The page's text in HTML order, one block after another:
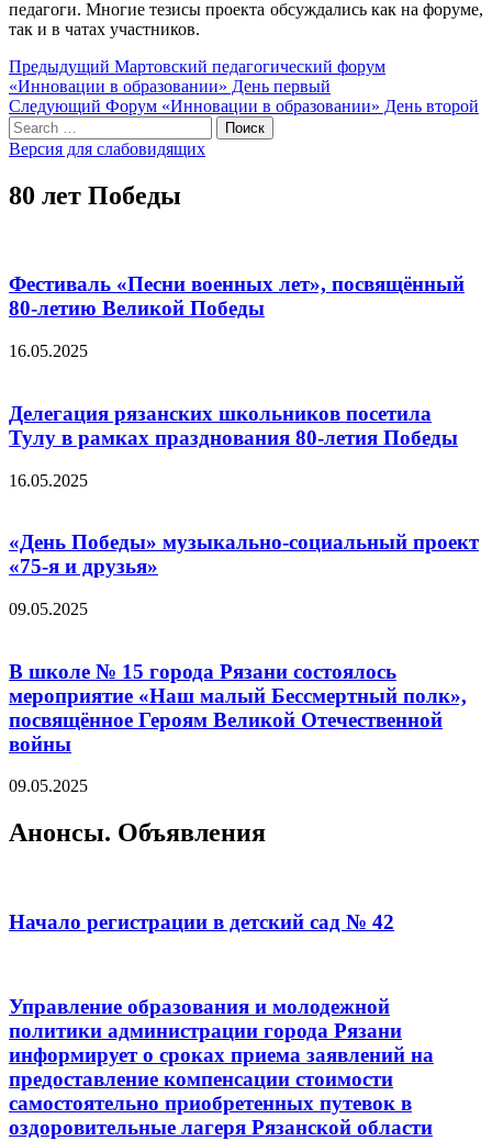
педагоги. Многие тезисы проекта обсуждались как на форуме,
так и в чатах участников.
Навигация
по
записям
Предыдущий Предыдущий
пост:
Мартовский педагогический форум
«Инновации в образовании» День первый
Следующий Следующий
Форум «Инновации в образовании» День второй
Search
for:
Поиск
Версия для слабовидящих
80 лет Победы
Фестиваль «Песни военных лет», посвящённый
80-летию Великой Победы
16.05.2025
Делегация рязанских школьников посетила
Тулу в рамках празднования 80-летия Победы
16.05.2025
«День Победы» музыкально-социальный проект
«75-я и друзья»
09.05.2025
В школе № 15 города Рязани состоялось
мероприятие «Наш малый Бессмертный полк»,
посвящённое Героям Великой Отечественной
войны
09.05.2025
Анонсы. Объявления
Начало регистрации в детский сад № 42
Управление образования и молодежной
политики администрации города Рязани
информирует о сроках приема заявлений на
предоставление компенсации стоимости
самостоятельно приобретенных путевок в
оздоровительные лагеря Рязанской области